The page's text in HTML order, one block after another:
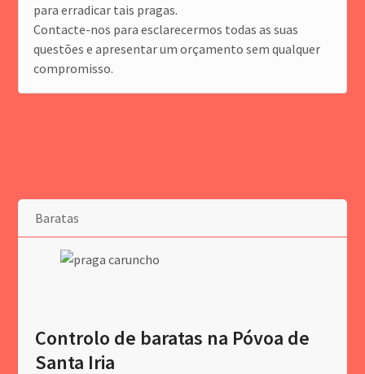
para erradicar tais pragas.
Contacte-nos para esclarecermos todas as suas
questões e apresentar um orçamento sem qualquer
compromisso.
Baratas
Controlo de baratas na Póvoa de
Santa Iria